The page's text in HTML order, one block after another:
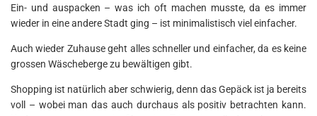
Ein- und auspacken – was ich oft machen musste, da es immer
wieder in eine andere Stadt ging – ist minimalistisch viel einfacher.
Auch wieder Zuhause geht alles schneller und einfacher, da es keine
grossen Wäscheberge zu bewältigen gibt.
Shopping ist natürlich aber schwierig, denn das Gepäck ist ja bereits
voll – wobei man das auch durchaus als positiv betrachten kann.